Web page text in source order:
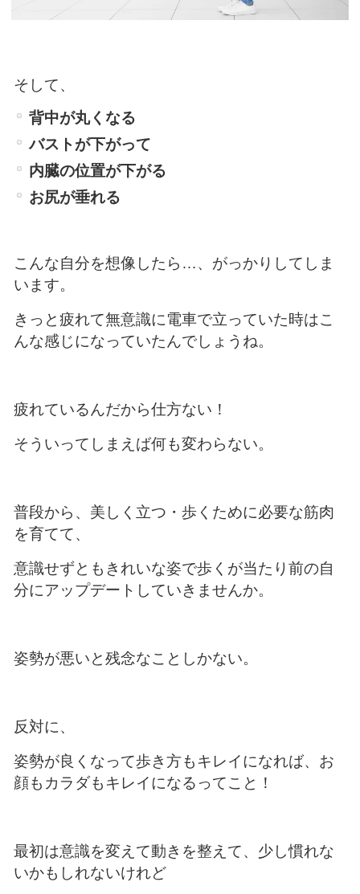
そして、
背中が丸くなる
バストが下がって
内臓の位置が下がる
お尻が垂れる
こんな自分を想像したら…、がっかりしてしま
います。
きっと疲れて無意識に電車で立っていた時はこ
んな感じになっていたんでしょうね。
疲れているんだから仕方ない！
そういってしまえば何も変わらない。
普段から、美しく立つ・歩くために必要な筋肉
を育てて、
意識せずともきれいな姿で歩くが当たり前の自
分にアップデートしていきませんか。
姿勢が悪いと残念なことしかない。
反対に、
姿勢が良くなって歩き方もキレイになれば、 お
顔もカラダもキレイになる ってこと！
最初は意識を変えて動きを整えて、少し慣れな
いかもしれないけれど